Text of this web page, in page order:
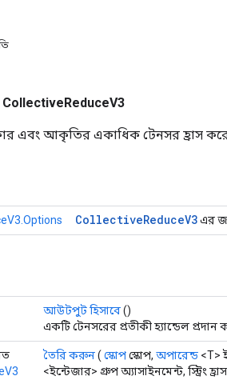
CollectiveReduceV3
এবং আকৃতির একাধিক টেনসর হ্রাস
CollectiveReduceV3এর
আউটপুট হিসাবে()
একটি টেনসরের প্রতীকী হ্যান্ডেল প্রদান
তৈরি করুন( স্কোপস্কোপ, অপারেন্ড <T>
<ইন্টেজার> গ্রুপ অ্যাসাইনমেন্ট, স্ট্রিং